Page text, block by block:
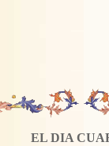
EL DIA